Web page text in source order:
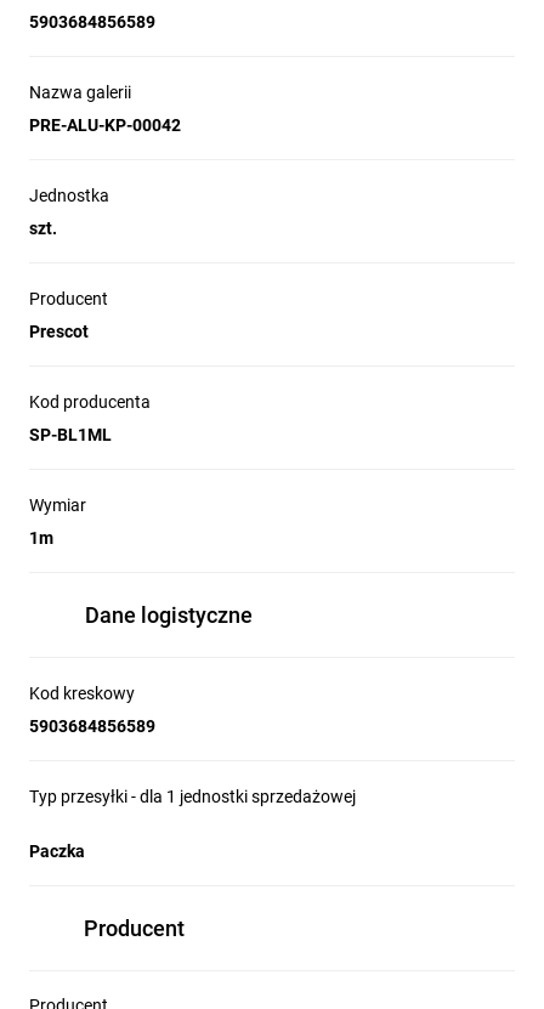
5903684856589
Nazwa galerii
PRE-ALU-KP-00042
Jednostka
szt.
Producent
Prescot
Kod producenta
SP-BL1ML
Wymiar
1m
Dane logistyczne
Kod kreskowy
5903684856589
Typ przesyłki - dla 1 jednostki sprzedażowej
Paczka
Producent